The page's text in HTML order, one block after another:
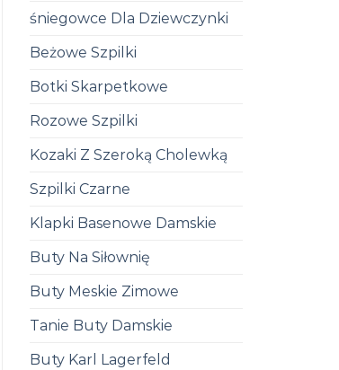
śniegowce Dla Dziewczynki
Beżowe Szpilki
Botki Skarpetkowe
Rozowe Szpilki
Kozaki Z Szeroką Cholewką
Szpilki Czarne
Klapki Basenowe Damskie
Buty Na Siłownię
Buty Meskie Zimowe
Tanie Buty Damskie
Buty Karl Lagerfeld